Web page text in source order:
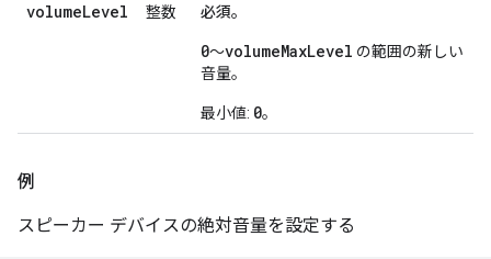
volumeLevel 整数 必須。
0～volumeMaxLevel の範囲の新しい
音量。
最小値: 0。
例
スピーカー デバイスの絶対音量を設定する